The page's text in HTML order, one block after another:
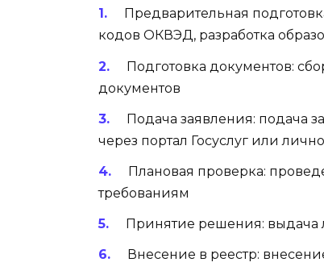
Предварительная
кодов ОКВЭД, разработка
Подготовка документов:
документов
Подача заявления: подача
через портал Госуслуг или лично
Плановая проверка:
требованиям
Принятие решения: выдача
Внесение в реестр: